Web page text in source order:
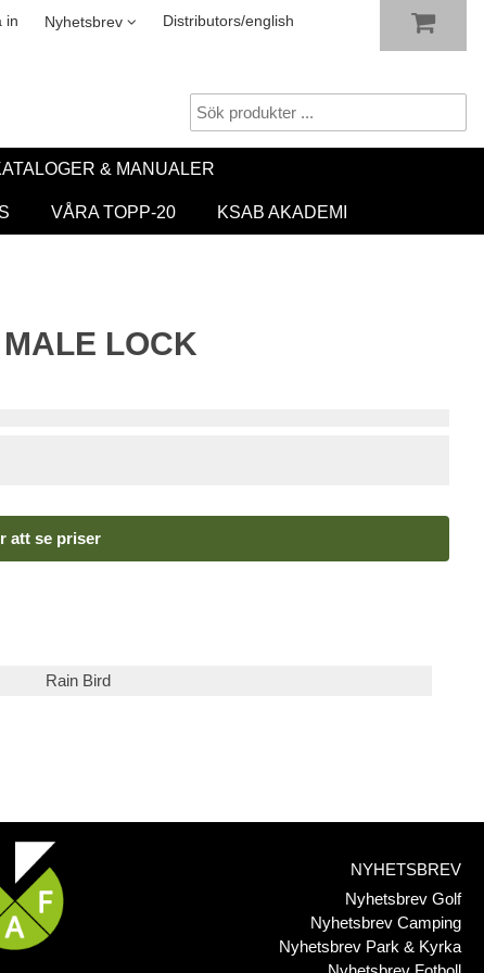
in Nyhetsbrev Distributors/english
& MANUALER
VÅRA TOPP-20 KSAB AKADEMI
LOCK
att se priser
Rain Bird
NYHETSBREV
Nyhetsbrev Golf
Nyhetsbrev Camping
Nyhetsbrev Park & Kyrka